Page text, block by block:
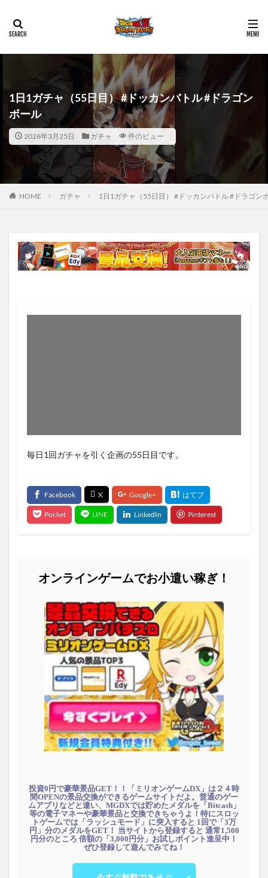
1日1ガチャ（55日目） #ドッカンバトル #ドラゴン
ボール
2026年3月25日 ガチャ 件のビュー
HOME ガチャ 1日1ガチャ（55日目） #ドッカンバトル #ドラゴン
毎日1回ガチャを引く企画の55日目です。
オンラインゲームでお小遣い稼ぎ！
投資0円で豪華景品GET！！「ミリオンゲームDX」は２４時
間OPENの景品交換ができるゲームサイトだよ。普通のゲー
ムアプリなどと違い、MGDXでは貯めたメダルを「Bitcash」
等の電子マネーや豪華景品と交換できちゃうよ！特にスロッ
トゲームでは「ラッシュモード」に突入すると 1回で「3万
円」分のメダルをGET！ 当サイトから登録すると 通常1,500
円分のところ 倍額の「3,000円分」お試しポイント進呈中！
ぜひ登録して遊んでみてね！